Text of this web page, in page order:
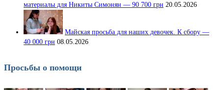
материалы для Никиты Симонян — 90 700 грн 20.05.2026
Майская просьба для наших девочек. К сбору —
40 000 грн 08.05.2026
Просьбы о помощи